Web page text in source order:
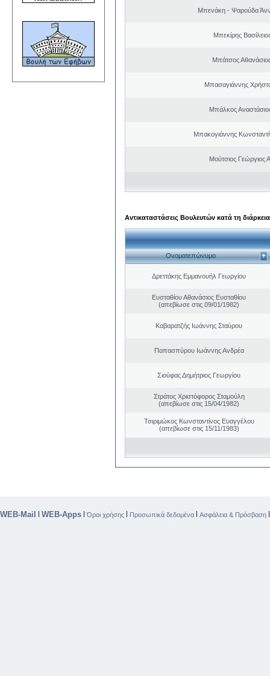
Μπενάκη - Ψαρούδα
Μπεκίρης
Μπάτσος
Μπασαγιάννης
Μπάλκος
Μπακογιάννης
Μούτσιος Γεώργιος
Αντικαταστάσεις Βουλευτών κατά τη
Ονοματεπώνυμο
Δρεττάκης Εμμανουήλ Γεωργίου
Ευσταθίου Αθανάσιος Ευσταθίου
(απεβίωσε στις 09/01/1982)
Καβαρατζής Ιωάννης Σταύρου
Παπασπύρου Ιωάννης Ανδρέα
Σιούφας Δημήτριος Γεωργίου
Στράτος Χριστόφορος Σταμούλη
(απεβίωσε στις 15/04/1982)
Τσιριμώκος Κωνσταντίνος Ευαγγέλου
(απεβίωσε στις 15/11/1983)
WEB-Mail | WEB-Apps |Όροι χρήσης | Προσωπικά δεδομένα | Ασφάλεια & Πρόσβαση